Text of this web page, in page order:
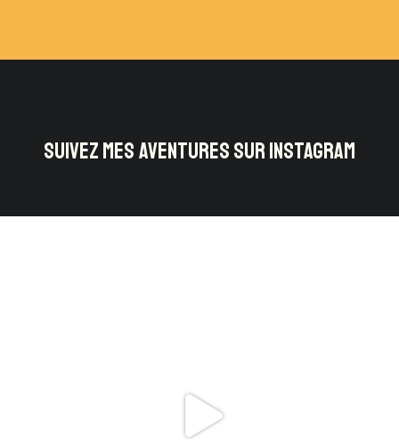
SUIVEZ MES AVENTURES SUR INSTAGRAM